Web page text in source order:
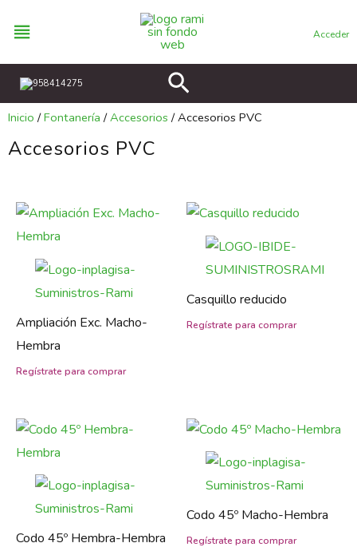
Acceder
958414275 Buscar
Inicio /Fontanería /Accesorios / Accesorios PVC
Accesorios PVC
Ampliación Exc. Macho-
Hembra
Casquillo reducido
Codo 45º Hembra-Hembra
Codo 45º Macho-Hembra